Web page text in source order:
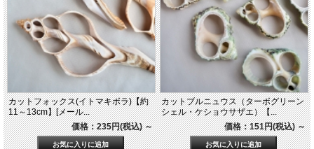
カットフォックス(イトマキボラ)【約
11～13cm】[メール...
価格：235円(税込)～
カットブルニュウス（ターボグリーン
シェル・ケショウサザエ）【...
価格：151円(税込)～